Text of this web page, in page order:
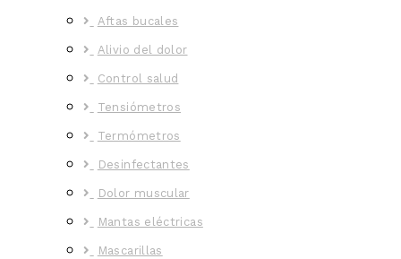
Aftas bucales
Alivio del dolor
Control salud
Tensiómetros
Termómetros
Desinfectantes
Dolor muscular
Mantas eléctricas
Mascarillas